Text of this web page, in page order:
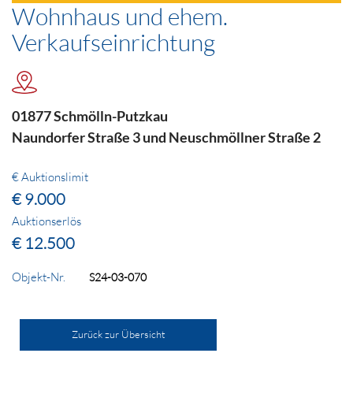
Wohnhaus und ehem.
Verkaufseinrichtung
01877 Schmölln-Putzkau
Naundorfer Straße 3 und Neuschmöllner Straße 2
€ Auktionslimit
€ 9.000
Auktionserlös
€ 12.500
Objekt-Nr. S24-03-070
Zurück zur Übersicht